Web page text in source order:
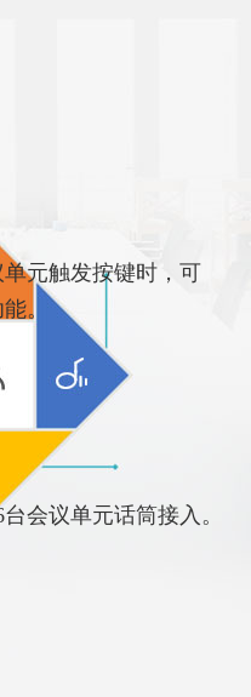
元触发按键时，可
。
会议单元话筒接入。